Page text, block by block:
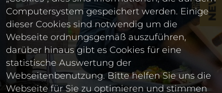
Computersystem gespeichert werden. Einige
dieser Cookies sind notwendig um die
Webseite ordnungsgemäß auszuführen,
darüber hinaus gibt es Cookies für eine
statistische Auswertung der
Webseitenbenutzung. Bitte helfen Sie uns die
Webseite für Sie zu optimieren und stimmen